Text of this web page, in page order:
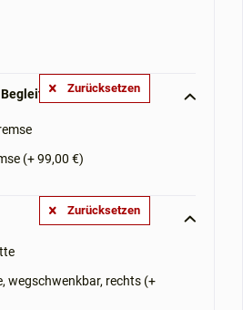
**
(+ 99,00 €)
Zurücksetzen
wegschwenkbar, rechts (+
Zurücksetzen